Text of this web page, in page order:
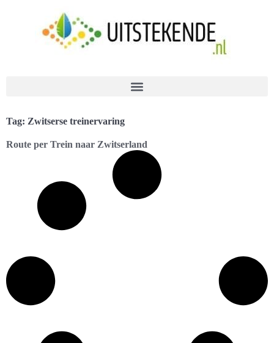
Tag: Zwitserse treinervaring
Route per Trein naar Zwitserland